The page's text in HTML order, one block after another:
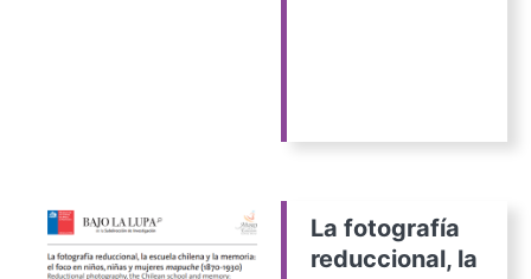
La fotografía
reduccional, la